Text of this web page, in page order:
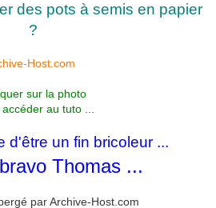
des pots à semis en papier
?
sur la photo
au tuto ...
d'être un fin bricoleur ...
Thomas ...